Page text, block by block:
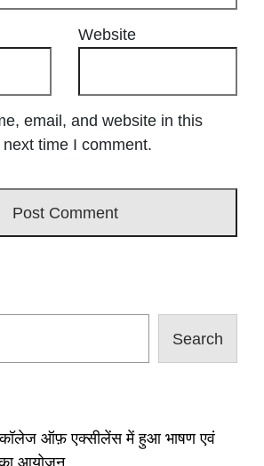
Website
email, and website in this
time I comment.
Search
कॉलेज ऑफ़ एक्सीलेंस में हुआ भाषण एवं